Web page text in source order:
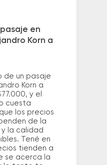
en
Korn a
de un pasaje
Korn a
y el
cuesta
los precios
de la
la calidad
Tené en
tienden a
se acerca la